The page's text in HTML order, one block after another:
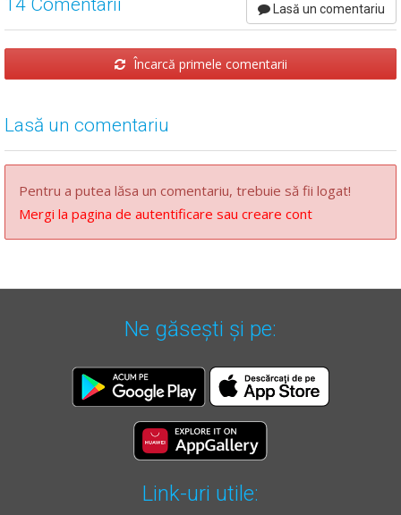
14 Comentarii Lasă un comentariu
Încarcă primele comentarii
Lasă un comentariu
Pentru a putea lăsa un comentariu, trebuie să fii logat!
Mergi la pagina de autentificare sau creare cont
Ne găsești și pe:
Link-uri utile: